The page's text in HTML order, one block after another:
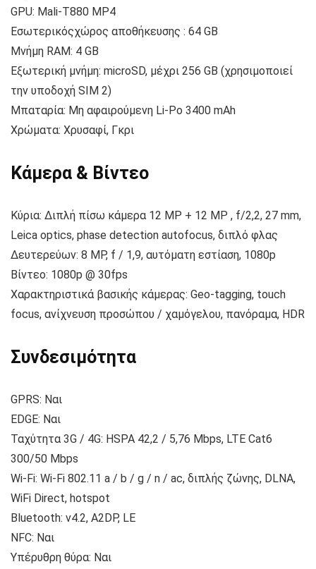
GPU: Mali-T880 MP4
Εσωτερικόςχώρος αποθήκευσης : 64 GB
Μνήμη RAM: 4 GB
Εξωτερική μνήμη: microSD, μέχρι 256 GB (χρησιμοποιεί
την υποδοχή SIM 2)
Μπαταρία: Μη αφαιρούμενη Li-Po 3400 mAh
Χρώματα: Χρυσαφί, Γκρι
Κάμερα & Βίντεο
Κύρια: Διπλή πίσω κάμερα 12 MP + 12 MP , f/2,2, 27 mm,
Leica optics, phase detection autofocus, διπλό φλας
Δευτερεύων: 8 MP, f / 1,9, αυτόματη εστίαση, 1080p
Βίντεο: 1080p @ 30fps
Χαρακτηριστικά βασικής κάμερας: Geo-tagging, touch
focus, ανίχνευση προσώπου / χαμόγελου, πανόραμα, HDR
Συνδεσιμότητα
GPRS: Ναι
EDGE: Ναι
Ταχύτητα 3G / 4G: HSPA 42,2 / 5,76 Mbps, LTE Cat6
300/50 Mbps
Wi-Fi: Wi-Fi 802.11 a / b / g / n / ac, διπλής ζώνης, DLNA,
WiFi Direct, hotspot
Bluetooth: v4.2, A2DP, LE
NFC: Ναι
Υπέρυθρη θύρα: Ναι